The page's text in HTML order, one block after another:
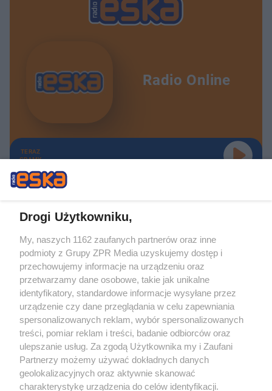
Radio Online
TERAZ
GRAMY
Żaden utwór zamieszczony w serwisie nie może być powielany i
rozpowszechniany lub dalej rozpowszechniany w jakikolwiek sposób (w
tym także elektroniczny lub mechaniczny) na jakimkolwiek polu
eksploatacji w jakiejkolwiek formie, włącznie z umieszczaniem w Internecie
bez pisemnej zgody właściciela praw. Jakiekolwiek użycie lub
wykorzystanie utworów w całości lub w części z naruszeniem prawa, tzn.
bez właściwej zgody, jest zabronione pod groźbą kary i może być ścigane
prawnie.
Drogi Użytkowniku,
My, naszych 1162 zaufanych partnerów oraz inne
podmioty z Grupy ZPR Media uzyskujemy dostęp i
przechowujemy informacje na urządzeniu oraz
przetwarzamy dane osobowe, takie jak unikalne
identyfikatory, standardowe informacje wysyłane przez
urządzenie czy dane przeglądania w celu zapewniania
spersonalizowanych reklam, wybór spersonalizowanych
treści, pomiar reklam i treści, badanie odbiorców oraz
ulepszanie usług. Za zgodą Użytkownika my i Zaufani
Partnerzy możemy używać dokładnych danych
geolokalizacyjnych oraz aktywnie skanować
charakterystykę urządzenia do celów identyfikacji.